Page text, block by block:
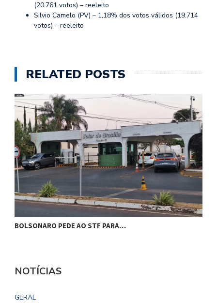
(20.761 votos) – reeleito
Silvio Camelo (PV) – 1,18% dos votos válidos (19.714
votos) – reeleito
RELATED POSTS
BOLSONARO PEDE AO STF PARA…
NOTÍCIAS
GERAL